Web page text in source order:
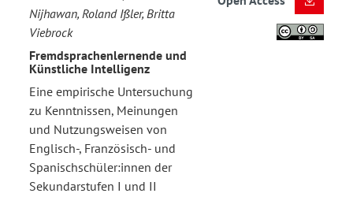
Nijhawan, Roland Ißler, Britta
Viebrock
Fremdsprachenlernende und
Künstliche Intelligenz
Eine empirische Untersuchung
zu Kenntnissen, Meinungen
und Nutzungsweisen von
Englisch-, Französisch- und
Spanischschüler:innen der
Sekundarstufen I und II